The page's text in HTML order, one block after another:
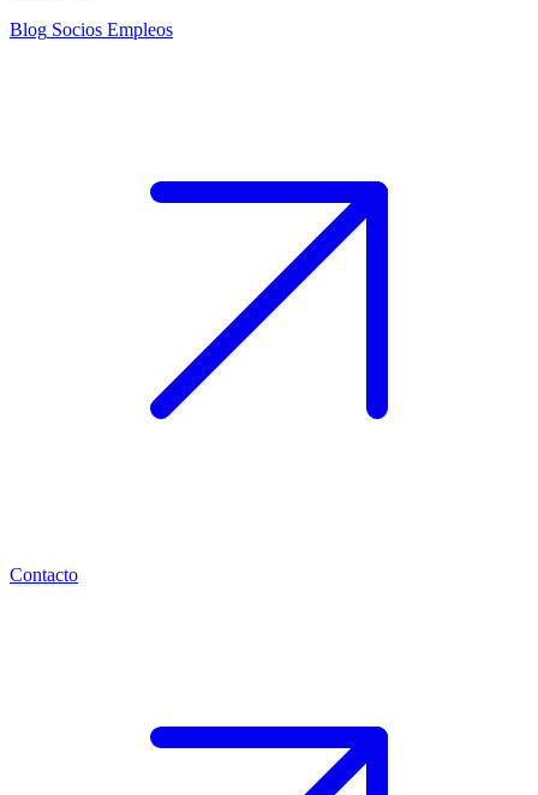
Blog Socios Empleos
Contacto